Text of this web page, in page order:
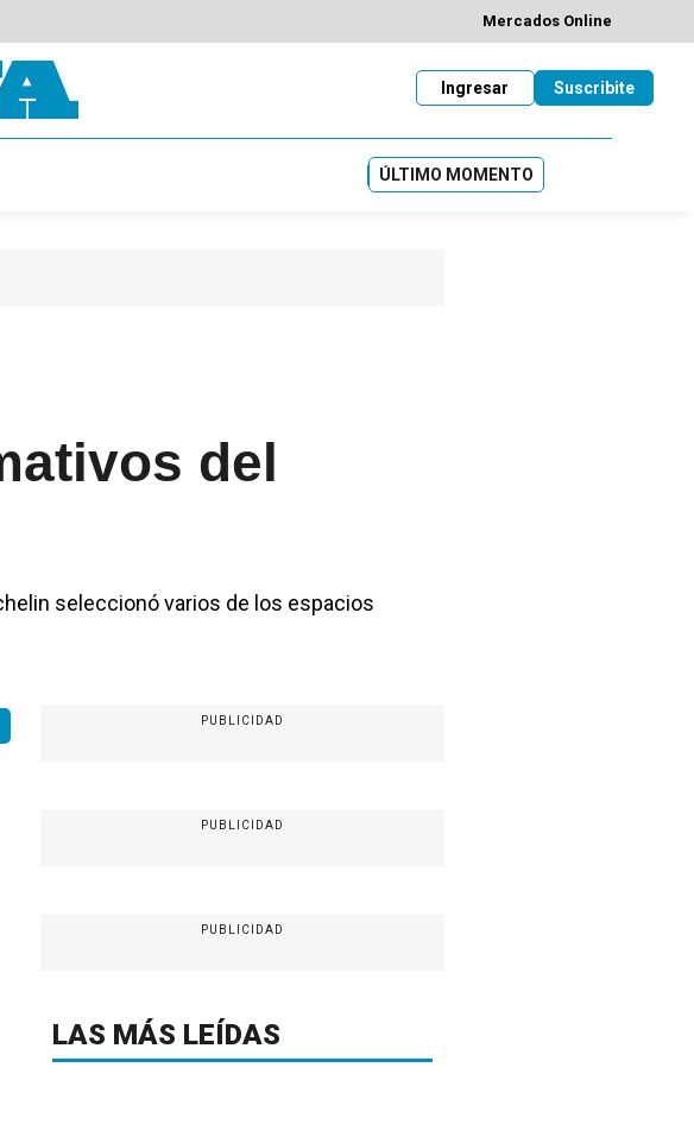
Mercados Online
Suscribite
Ingresar
ÚLTIMO MOMENTO
del
seleccionó varios de los espacios
PUBLICIDAD
PUBLICIDAD
PUBLICIDAD
LAS MÁS LEÍDAS